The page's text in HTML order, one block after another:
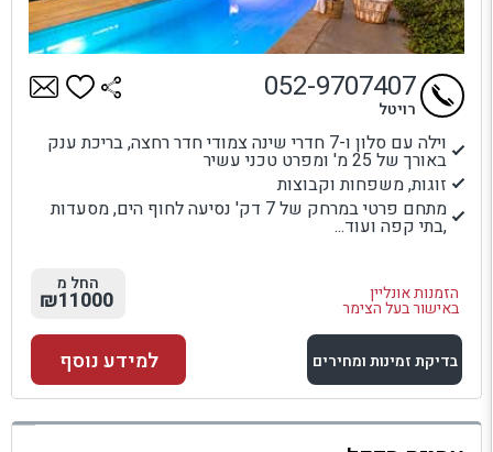
וילה עם סלון ו-7 חדרי שינה צמודי חדר רחצה, בריכת ענק
באורך של 25 מ' ומפרט טכני עשיר
זוגות, משפחות וקבוצות
מתחם פרטי במרחק של 7 דק' נסיעה לחוף הים, מסעדות
,בתי קפה ועוד...
הזמנות אונליין
באישור בעל הצימר
052-9707407
רויטל
החל מ
₪11000
בדיקת זמינות ומחירים
למתחם זה
למידע נוסף